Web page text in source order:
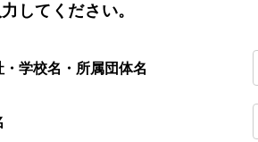
してください。
・学校名・所属団体名